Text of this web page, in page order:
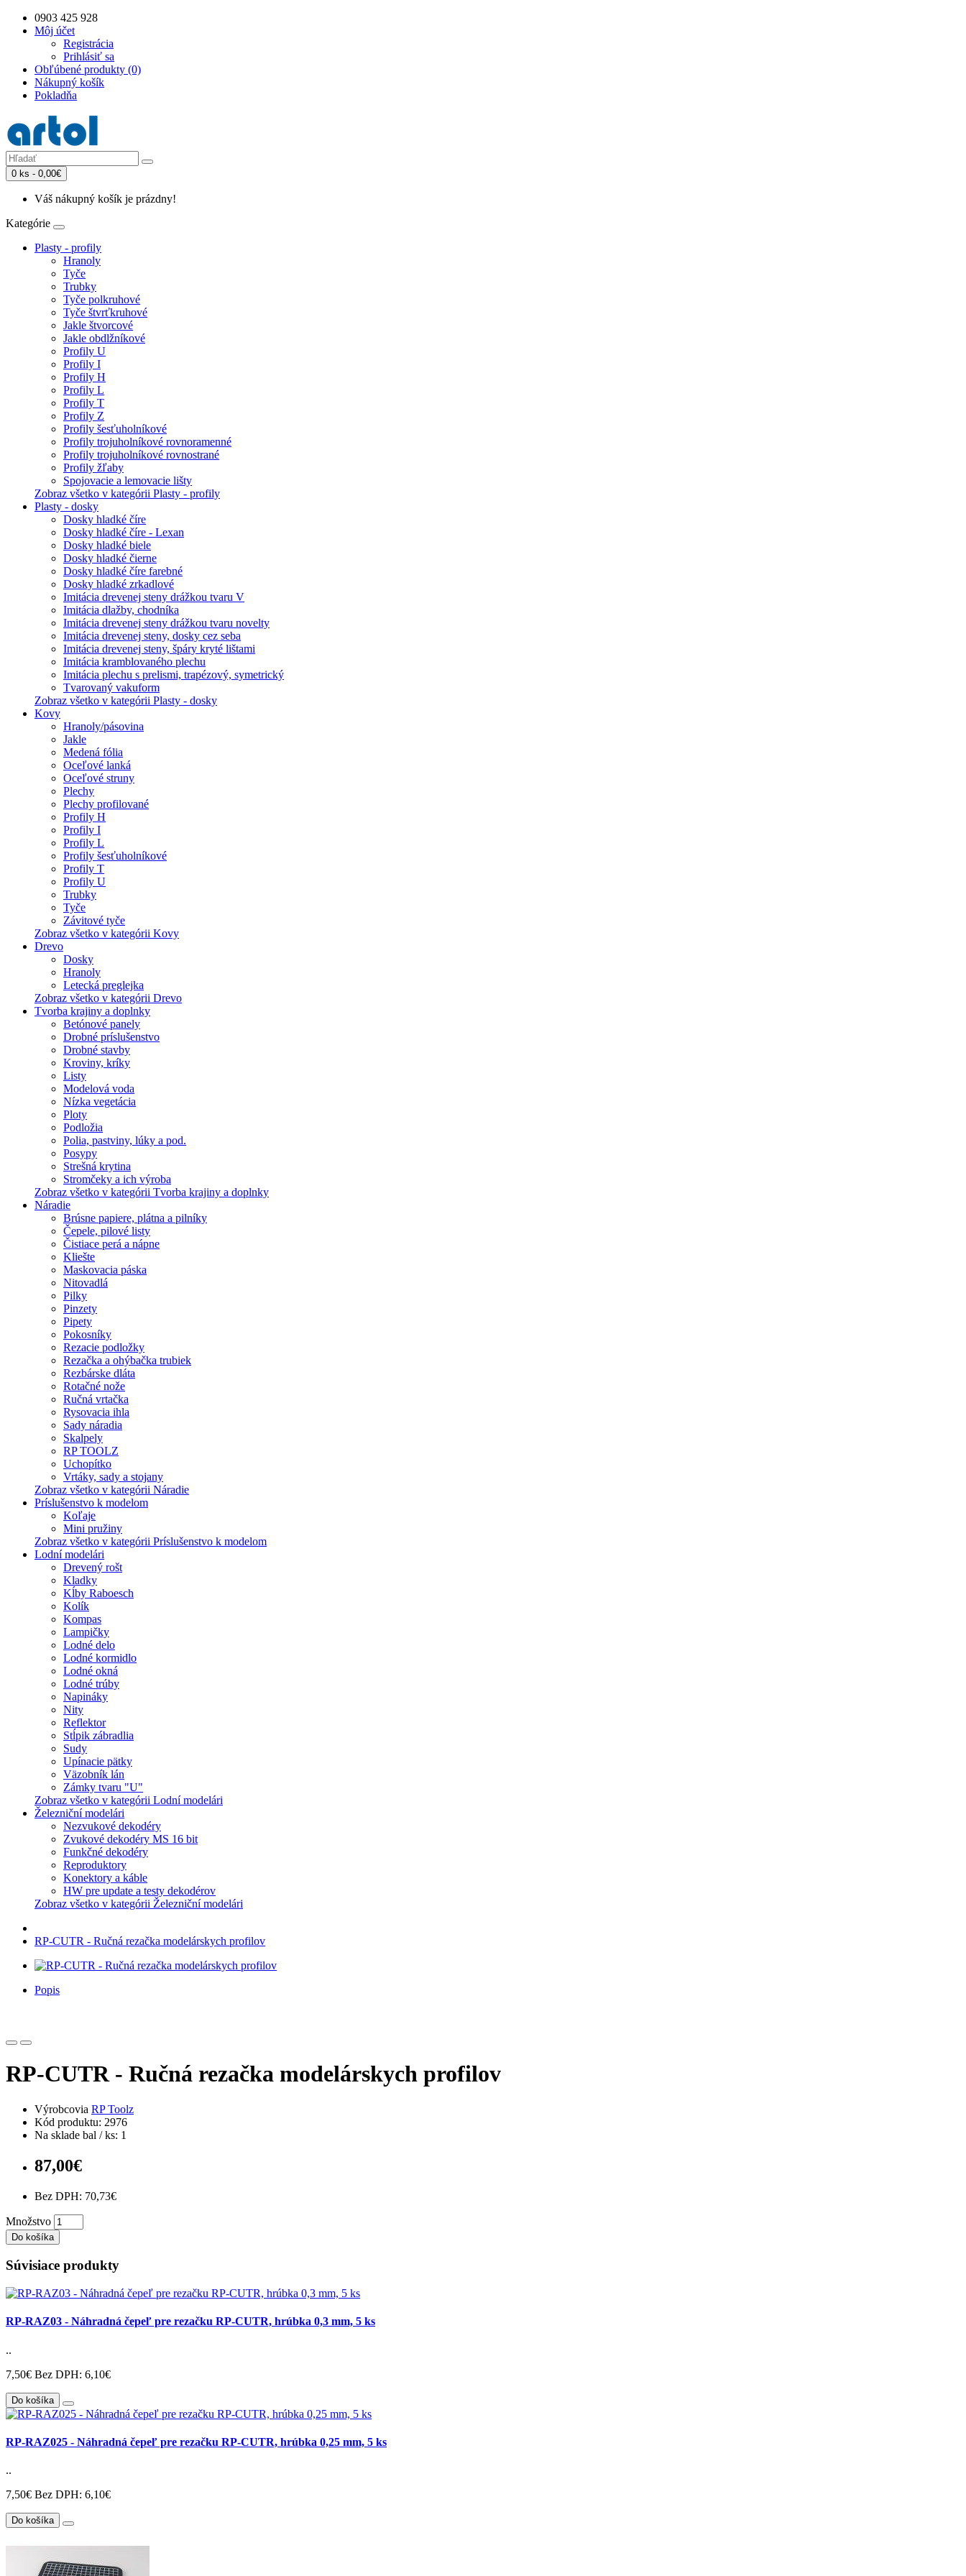
0903 425 928
Môj účet
Registrácia
Prihlásiť sa
Obľúbené produkty (0)
Nákupný košík
Pokladňa
0 ks - 0,00€
Váš nákupný košík je prázdny!
Kategórie
Plasty - profily
Hranoly
Tyče
Trubky
Tyče polkruhové
Tyče štvrťkruhové
Jakle štvorcové
Jakle obdlžníkové
Profily U
Profily I
Profily H
Profily L
Profily T
Profily Z
Profily šesťuholníkové
Profily trojuholníkové rovnoramenné
Profily trojuholníkové rovnostrané
Profily žľaby
Spojovacie a lemovacie lišty
Zobraz všetko v kategórii Plasty - profily
Plasty - dosky
Dosky hladké číre
Dosky hladké číre - Lexan
Dosky hladké biele
Dosky hladké čierne
Dosky hladké číre farebné
Dosky hladké zrkadlové
Imitácia drevenej steny drážkou tvaru V
Imitácia dlažby, chodníka
Imitácia drevenej steny drážkou tvaru novelty
Imitácia drevenej steny, dosky cez seba
Imitácia drevenej steny, špáry kryté lištami
Imitácia kramblovaného plechu
Imitácia plechu s prelismi, trapézový, symetrický
Tvarovaný vakuform
Zobraz všetko v kategórii Plasty - dosky
Kovy
Hranoly/pásovina
Jakle
Medená fólia
Oceľové lanká
Oceľové struny
Plechy
Plechy profilované
Profily H
Profily I
Profily L
Profily šesťuholníkové
Profily T
Profily U
Trubky
Tyče
Závitové tyče
Zobraz všetko v kategórii Kovy
Drevo
Dosky
Hranoly
Letecká preglejka
Zobraz všetko v kategórii Drevo
Tvorba krajiny a doplnky
Betónové panely
Drobné príslušenstvo
Drobné stavby
Kroviny, kríky
Listy
Modelová voda
Nízka vegetácia
Ploty
Podložia
Polia, pastviny, lúky a pod.
Posypy
Strešná krytina
Stromčeky a ich výroba
Zobraz všetko v kategórii Tvorba krajiny a doplnky
Náradie
Brúsne papiere, plátna a pilníky
Čepele, pilové listy
Čistiace perá a nápne
Kliešte
Maskovacia páska
Nitovadlá
Pilky
Pinzety
Pipety
Pokosníky
Rezacie podložky
Rezačka a ohýbačka trubiek
Rezbárske dláta
Rotačné nože
Ručná vrtačka
Rysovacia ihla
Sady náradia
Skalpely
RP TOOLZ
Uchopítko
Vrtáky, sady a stojany
Zobraz všetko v kategórii Náradie
Príslušenstvo k modelom
Koľaje
Mini pružiny
Zobraz všetko v kategórii Príslušenstvo k modelom
Lodní modelári
Drevený rošt
Kladky
Kĺby Raboesch
Kolík
Kompas
Lampičky
Lodné delo
Lodné kormidlo
Lodné okná
Lodné trúby
Napináky
Nity
Reflektor
Stĺpik zábradlia
Sudy
Upínacie pätky
Väzobník lán
Zámky tvaru "U"
Zobraz všetko v kategórii Lodní modelári
Železniční modelári
Nezvukové dekodéry
Zvukové dekodéry MS 16 bit
Funkčné dekodéry
Reproduktory
Konektory a káble
HW pre update a testy dekodérov
Zobraz všetko v kategórii Železniční modelári
RP-CUTR - Ručná rezačka modelárskych profilov
Popis
RP-CUTR - Ručná rezačka modelárskych profilov
Výrobcovia RP Toolz
Kód produktu: 2976
Na sklade bal / ks: 1
87,00€
Bez DPH: 70,73€
Množstvo
Do košíka
Súvisiace produkty
RP-RAZ03 - Náhradná čepeľ pre rezačku RP-CUTR, hrúbka 0,3 mm, 5 ks
..
7,50€ Bez DPH: 6,10€
Do košíka
RP-RAZ025 - Náhradná čepeľ pre rezačku RP-CUTR, hrúbka 0,25 mm, 5 ks
..
7,50€ Bez DPH: 6,10€
Do košíka